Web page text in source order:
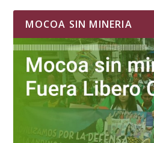
MOCOA SIN MINERIA